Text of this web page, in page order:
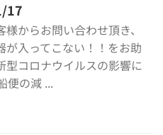
17
からお問い合わせ頂き、
が入ってこない！！をお助
型コロナウイルスの影響に
便の減 ...